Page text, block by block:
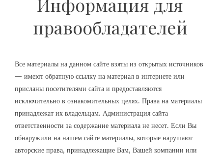
правообладателей
Все материалы на данном сайте взяты из открытых источников
— имеют обратную ссылку на материал в интернете или
присланы посетителями сайта и предоставляются
исключительно в ознакомительных целях. Права на материалы
принадлежат их владельцам. Администрация сайта
ответственности за содержание материала не несет. Если Вы
обнаружили на нашем сайте материалы, которые нарушают
авторские права, принадлежащие Вам, Вашей компании или